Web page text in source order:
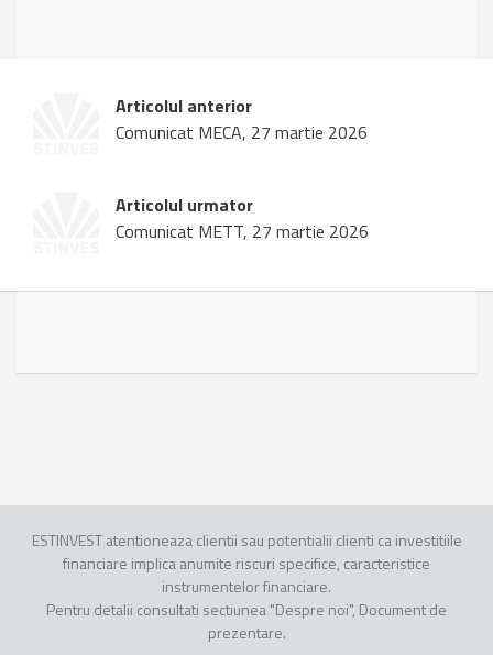
Articolul anterior
Comunicat MECA, 27 martie 2026
Articolul urmator
Comunicat METT, 27 martie 2026
ESTINVEST atentioneaza clientii sau potentialii clienti ca investitiile
financiare implica anumite riscuri specifice, caracteristice
instrumentelor financiare.
Pentru detalii consultati sectiunea "Despre noi", Document de
prezentare.